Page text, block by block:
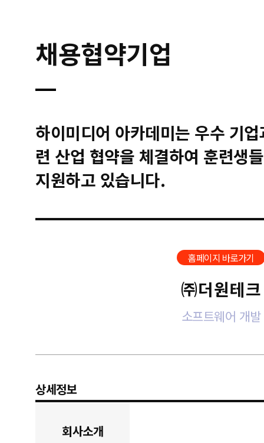
채용협약기업
하이미디어 아카데미는 우수 기
련 산업 협약을 체결하여 훈련생
지원하고 있습니다.
홈페이지 바로가기
㈜더원테크
소프트웨어 개발
상세정보
회사소개